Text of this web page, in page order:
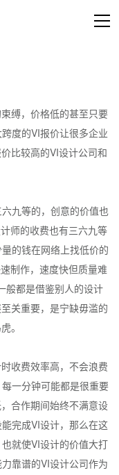
缚，价格低的甚至只要
度的VI报价让很多企业
比较高的VI设计公司和
九等的，创意的价值也
师的收费也有三六九等
的钱在网络上找低价的
制作，速度快但质量难
般都是借鉴别人的设计
关重要，是宁缺毋滥的
。
收费效率高，不会浪费
一分钟可能都是很重要
合作期间始终不满意设
完成VI设计，那么在这
就使VI设计的价值大打
靠谱的VI设计公司作为